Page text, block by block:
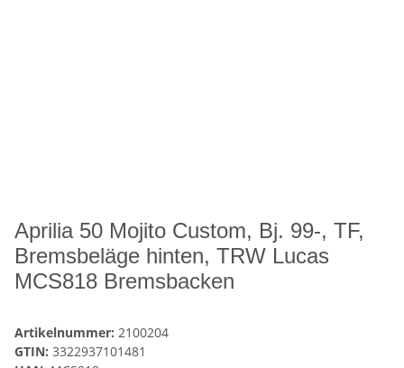
Aprilia 50 Mojito Custom, Bj. 99-, TF,
Bremsbeläge hinten, TRW Lucas
MCS818 Bremsbacken
Artikelnummer: 2100204
GTIN: 3322937101481